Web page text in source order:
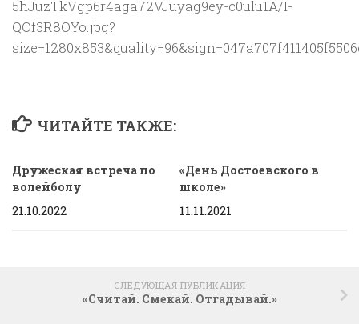
ЧИТАЙТЕ ТАКЖЕ:
Дружеская встреча по
волейболу
21.10.2022
«День Достоевского в
школе»
11.11.2021
СЛЕДУЮЩАЯ ПУБЛИКАЦИЯ
«Считай. Смекай. Отгадывай.»